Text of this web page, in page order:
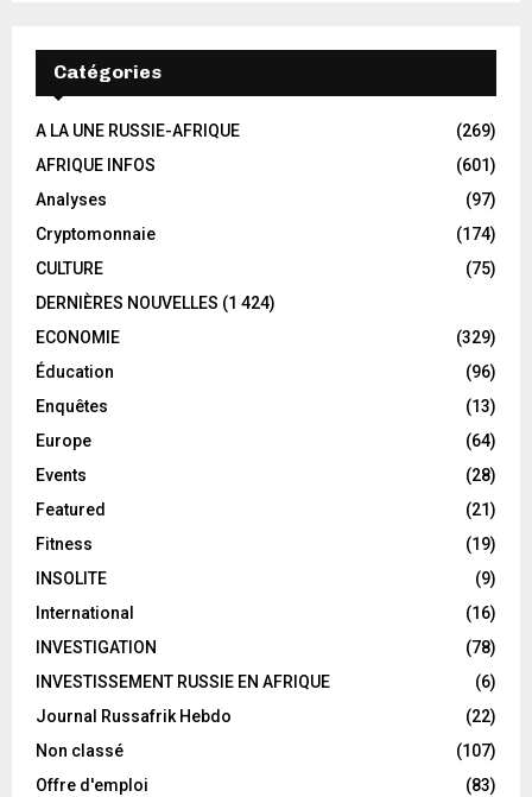
Catégories
A LA UNE RUSSIE-AFRIQUE
(269)
AFRIQUE INFOS
(601)
Analyses
(97)
Cryptomonnaie
(174)
CULTURE
(75)
DERNIÈRES NOUVELLES (1 424)
ECONOMIE
(329)
Éducation
(96)
Enquêtes
(13)
Europe
(64)
Events
(28)
Featured
(21)
Fitness
(19)
INSOLITE
(9)
International
(16)
INVESTIGATION
(78)
INVESTISSEMENT RUSSIE EN AFRIQUE
(6)
Journal Russafrik Hebdo
(22)
Non classé
(107)
Offre d'emploi
(83)